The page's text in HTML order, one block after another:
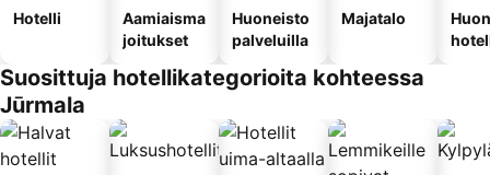
Hotelli
Aamiaisma
joitukset
Huoneisto
palveluilla
Majatalo
Suosittuja hotellikategorioita kohteessa
Jūrmala